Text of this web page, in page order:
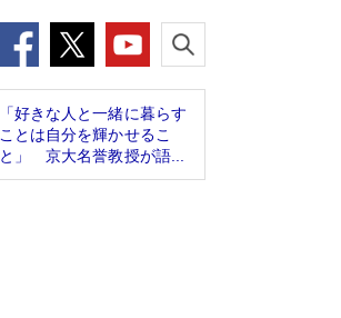
「好きな人と一緒に暮らす
ことは自分を輝かせるこ
と」 京大名誉教授が語...